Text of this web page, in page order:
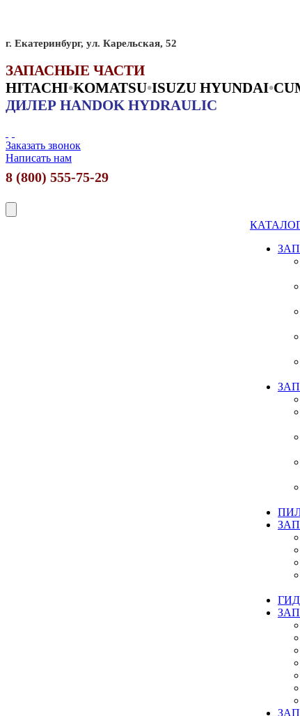
г. Екатеринбург, ул. Карельская, 52
ЗАПАСНЫЕ ЧАСТИ
HITACHI•KOMATSU•ISUZU HYUNDAI•
ДИЛЕР HANDOK HYDRAULIC
Заказать звонок
Написать нам
8 (800) 555-75-29